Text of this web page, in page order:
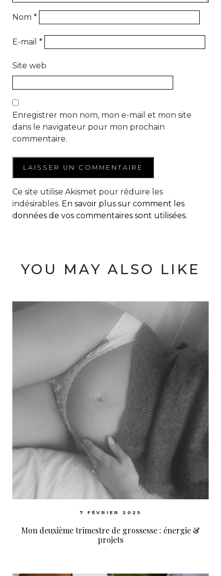
Nom *
E-mail *
Site web
Enregistrer mon nom, mon e-mail et mon site
dans le navigateur pour mon prochain
commentaire.
Ce site utilise Akismet pour réduire les
indésirables. En savoir plus sur comment les
données de vos commentaires sont utilisées.
YOU MAY ALSO LIKE
7 FÉVRIER 2025
Mon deuxième trimestre de grossesse : énergie &
projets